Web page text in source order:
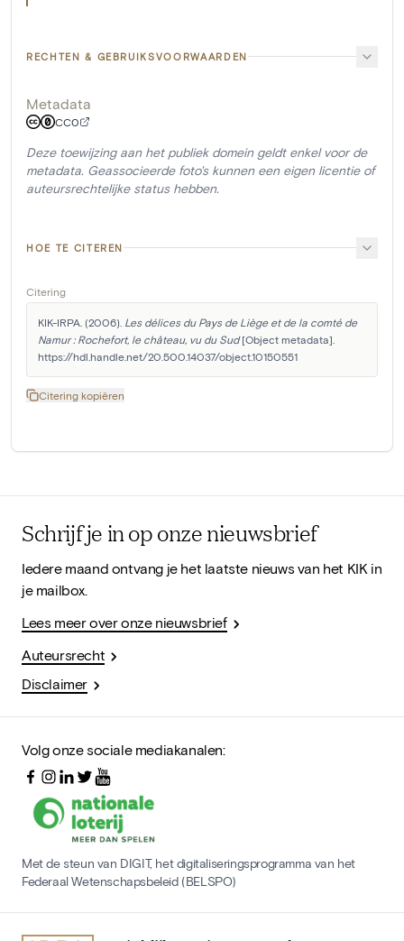
RECHTEN & GEBRUIKSVOORWAARDEN
Metadata
CC0
Deze toewijzing aan het publiek domein geldt enkel voor de
metadata. Geassocieerde foto's kunnen een eigen licentie of
auteursrechtelijke status hebben.
HOE TE CITEREN
Citering
KIK-IRPA. (2006). Les délices du Pays de Liège et de la comté de
Namur : Rochefort, le château, vu du Sud [Object metadata].
https://hdl.handle.net/20.500.14037/object.10150551
Citering kopiëren
Schrijf je in op onze nieuwsbrief
Iedere maand ontvang je het laatste nieuws van het KIK in
je mailbox.
Lees meer over onze nieuwsbrief
Auteursrecht
Disclaimer
Volg onze sociale mediakanalen:
Met de steun van DIGIT, het digitaliseringsprogramma van het
Federaal Wetenschapsbeleid (BELSPO)